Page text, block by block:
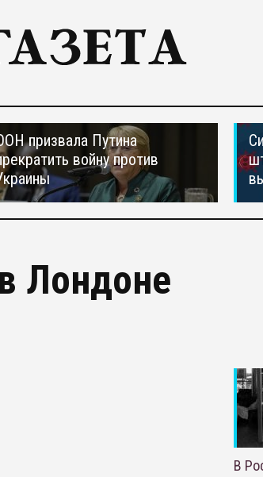
призвала Путина
войну против
Лондоне
В